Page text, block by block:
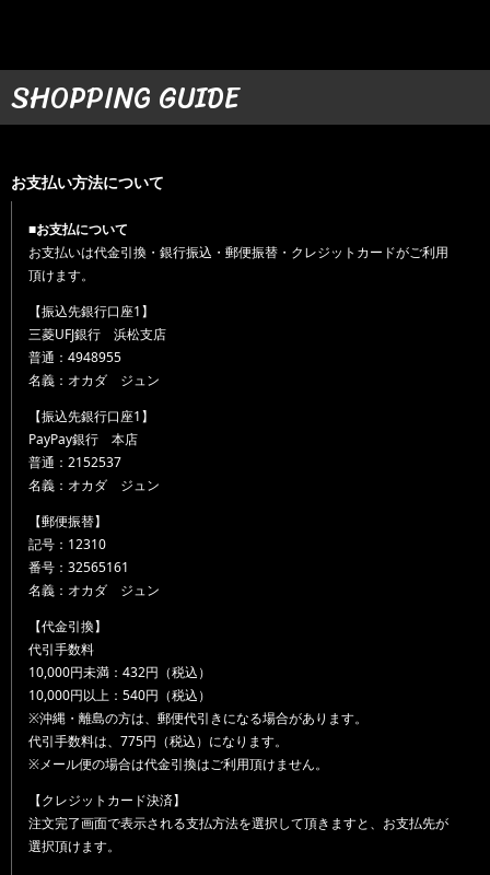
SHOPPING GUIDE
お支払い方法について
■お支払について
お支払いは代金引換・銀行振込・郵便振替・クレジットカードがご利用
頂けます。
【振込先銀行口座1】
三菱UFJ銀行 浜松支店
普通：4948955
名義：オカダ ジュン
【振込先銀行口座1】
PayPay銀行 本店
普通：2152537
名義：オカダ ジュン
【郵便振替】
記号：12310
番号：32565161
名義：オカダ ジュン
【代金引換】
代引手数料
10,000円未満：432円（税込）
10,000円以上：540円（税込）
※沖縄・離島の方は、郵便代引きになる場合があります。
代引手数料は、775円（税込）になります。
※メール便の場合は代金引換はご利用頂けません。
【クレジットカード決済】
注文完了画面で表示される支払方法を選択して頂きますと、お支払先が
選択頂けます。